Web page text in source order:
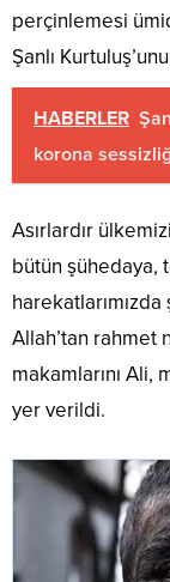
perçinlemesi
Şanlı
HABERLER
korona
Asırlardır
bütün şühedaya,
Allah’tan rahmet
makamlarını Ali,
yer verildi.